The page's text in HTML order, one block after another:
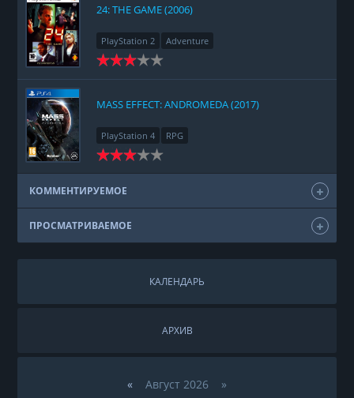
24: THE GAME (2006)
PlayStation 2 Adventure
MASS EFFECT: ANDROMEDA (2017)
PlayStation 4 RPG
КОММЕНТИРУЕМОЕ
ПРОСМАТРИВАЕМОЕ
КАЛЕНДАРЬ
АРХИВ
«Август 2026 »